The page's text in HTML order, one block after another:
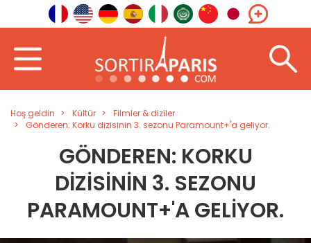
Hoş geldin Kültür
Filmler & diziler
Gönderen: Korku dizisinin 3. sezonu Paramount+'a geliyor.
GÖNDEREN: KORKU
DIZISININ 3. SEZONU
PARAMOUNT+'A GELIYOR.